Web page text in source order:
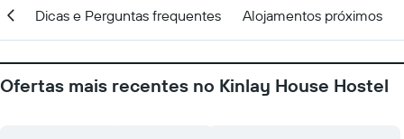
Dicas e Perguntas frequentes Alojamentos próximos
Ofertas mais recentes no Kinlay House Hostel